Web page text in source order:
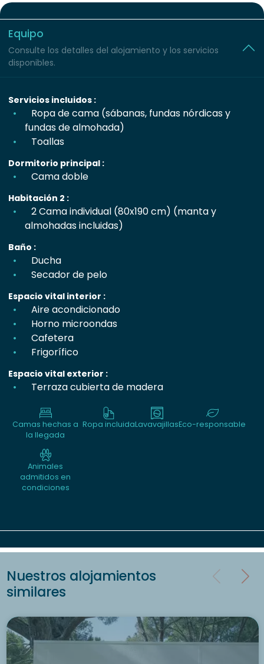
Equipo
Consulte los detalles del alojamiento y los servicios
disponibles.
Servicios incluidos :
Ropa de cama (sábanas, fundas nórdicas y
fundas de almohada)
Toallas
Dormitorio principal :
Cama doble
Habitación 2 :
2 Cama individual (80x190 cm) (manta y
almohadas incluidas)
Baño :
Ducha
Secador de pelo
Espacio vital interior :
Aire acondicionado
Horno microondas
Cafetera
Frigorífico
Espacio vital exterior :
Terraza cubierta de madera
Camas hechas a
la llegada
Ropa incluidaLavavajillasEco-responsable
Animales
admitidos en
condiciones
Nuestros alojamientos
similares